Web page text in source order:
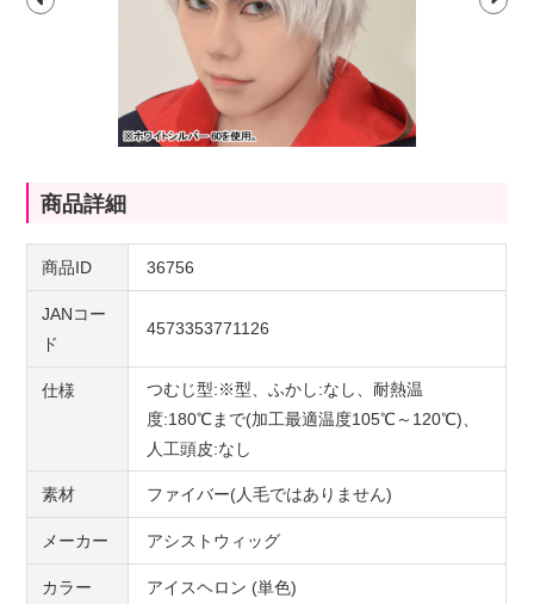
商品詳細
商品ID 36756
JANコー
ド
4573353771126
仕様
つむじ型:※型、ふかし:なし、耐熱温
度:180℃まで(加工最適温度105℃～120℃)、
人工頭皮:なし
素材 ファイバー(人毛ではありません)
メーカー アシストウィッグ
カラー アイスヘロン (単色)